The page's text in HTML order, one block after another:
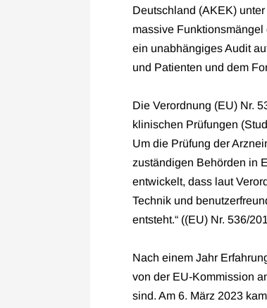
Deutschland (AKEK)
massive Funktionsmängel
ein unabhängiges Audit
und Patienten und dem
Die Verordnung (EU) Nr.
klinischen Prüfungen
Um die Prüfung der
zuständigen Behörden in
entwickelt, dass laut
Technik und
entsteht.“ ((EU) Nr. 536/
Nach einem Jahr
von der EU-Kommission
sind. Am 6. März 2023